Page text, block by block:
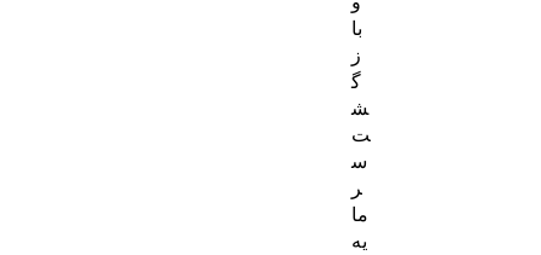
با
ز
گ
ش
ت
س
ر
ما
یه